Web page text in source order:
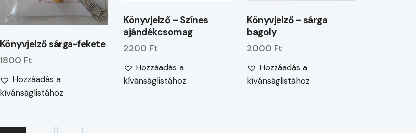
Könyvjelző sárga-fekete
1800 Ft
Hozzáadás a
kívánságlistához
Könyvjelző – Színes
ajándékcsomag
2200 Ft
Hozzáadás a
kívánságlistához
Könyvjelző – sárga
bagoly
2000 Ft
Hozzáadás a
kívánságlistához